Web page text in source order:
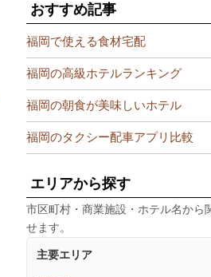
おすすめ記事
福岡で使える食材宅配
福岡の高級ホテルランキング
福岡の朝食が美味しいホテル
福岡のタクシー配車アプリ比較
エリアから探す
市区町村・商業施設・ホテル名から
せます。
主要エリア